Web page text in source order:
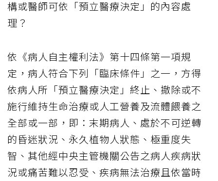
構或醫師可依「預立醫療決定」的內容處
理？
依《病人自主權利法》第十四條第一項規
定，病人符合下列「臨床條件」之一，方得
依病人所「預立醫療決定」終止、撤除或不
施行維持生命治療或人工營養及流體餵養之
全部或一部，即：末期病人、處於不可逆轉
的昏迷狀況、永久植物人狀態、極重度失
智、其他經中央主管機關公告之病人疾病狀
況或痛苦難以忍受、疾病無法治療且依當時